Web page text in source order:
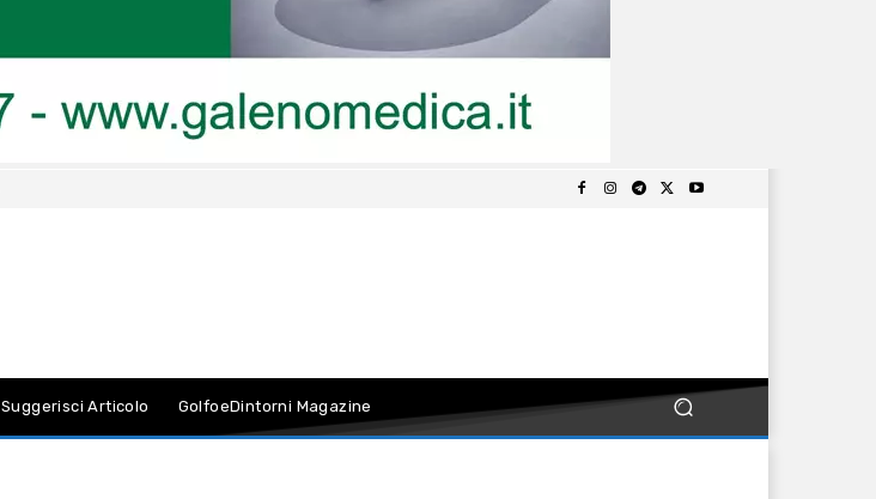
Suggerisci Articolo GolfoeDintorni Magazine